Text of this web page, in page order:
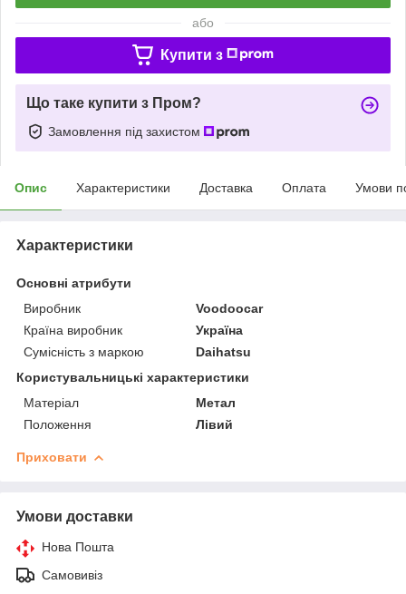
або
Купити з
Що таке купити з Пром?
Замовлення під захистом
Опис Характеристики Доставка Оплата Умови
Характеристики
Основні атрибути
Виробник
Voodoocar
Країна виробник
Україна
Сумісність з маркою
Daihatsu
Користувальницькі характеристики
Матеріал
Метал
Положення
Лівий
Приховати
Умови доставки
Нова Пошта
Самовивіз